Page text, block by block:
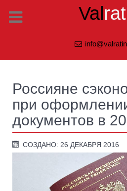
Val
Россияне
при
документов в
СОЗДАНО: 26 ДЕКАБРЯ 2016